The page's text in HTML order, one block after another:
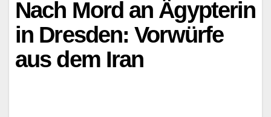
Nach Mord an Ägypterin
in Dresden: Vorwürfe
aus dem Iran